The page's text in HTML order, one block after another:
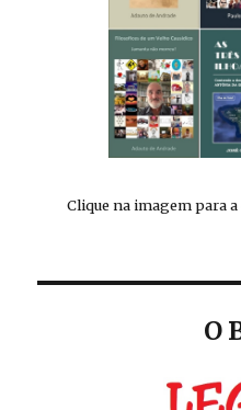
Clique na imagem para
O